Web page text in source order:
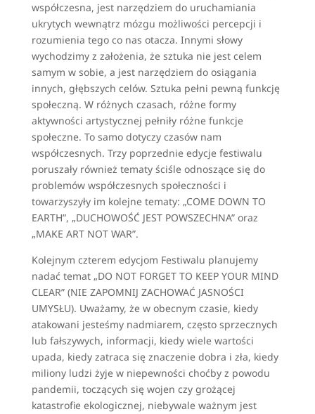
współczesna, jest narzędziem do uruchamiania
ukrytych wewnątrz mózgu możliwości percepcji i
rozumienia tego co nas otacza. Innymi słowy
wychodzimy z założenia, że sztuka nie jest celem
samym w sobie, a jest narzędziem do osiągania
innych, głębszych celów. Sztuka pełni pewną funkcję
społeczną. W różnych czasach, różne formy
aktywności artystycznej pełniły różne funkcje
społeczne. To samo dotyczy czasów nam
współczesnych. Trzy poprzednie edycje festiwalu
poruszały również tematy ściśle odnoszące się do
problemów współczesnych społeczności i
towarzyszyły im kolejne tematy: „COME DOWN TO
EARTH”, „DUCHOWOŚĆ JEST POWSZECHNA” oraz
„MAKE ART NOT WAR”.
Kolejnym czterem edycjom Festiwalu planujemy
nadać temat „DO NOT FORGET TO KEEP YOUR MIND
CLEAR” (NIE ZAPOMNIJ ZACHOWAĆ JASNOŚCI
UMYSŁU). Uważamy, że w obecnym czasie, kiedy
atakowani jesteśmy nadmiarem, często sprzecznych
lub fałszywych, informacji, kiedy wiele wartości
upada, kiedy zatraca się znaczenie dobra i zła, kiedy
miliony ludzi żyje w niepewności choćby z powodu
pandemii, toczących się wojen czy grożącej
katastrofie ekologicznej, niebywale ważnym jest